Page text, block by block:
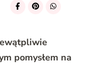
pomysłem na